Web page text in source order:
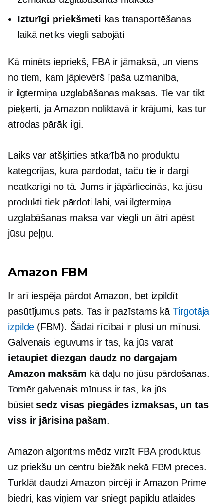
Izturīgi priekšmeti kas transportēšanas
laikā netiks viegli sabojāti
Kā minēts iepriekš, FBA ir jāmaksā, un viens
no tiem, kam jāpievērš īpaša uzmanība,
ir ilgtermiņauzglabāšanas maksas. Tie var tikt
pieķerti, ja Amazon noliktavā ir krājumi, kas tur
atrodas pārāk ilgi.
Laiks var atšķirties atkarībā no produktu
kategorijas, kurā pārdodat, taču tie ir dārgi
neatkarīgi no tā. Jums ir jāpārliecinās, ka jūsu
produkti tiek pārdoti labi, vai ilgtermiņa
uzglabāšanas maksa var viegli un ātri apēst
jūsu peļņu.
Amazon FBM
Ir arī iespēja pārdot Amazon, bet izpildīt
pasūtījumus pats. Tas ir pazīstams kāTirgotāja
izpilde (FBM). Šādai rīcībai ir plusi un mīnusi.
Galvenais ieguvums ir tas, ka jūs varat
ietaupiet diezgan daudz no dārgajām
Amazon maksām kā daļu no jūsu pārdošanas.
Tomēr galvenais mīnuss ir tas, ka jūs
būsietsedz visas piegādes izmaksas, un tas
viss ir jārisina pašam.
Amazon algoritms mēdz virzīt FBA produktus
uz priekšu un centru biežāk nekā FBM preces.
Turklāt daudzi Amazon pircēji ir Amazon Prime
biedri, kas viņiem var sniegt papildu atlaides